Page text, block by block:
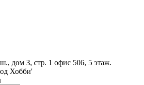
дом 3, стр. 1 офис 506, 5 этаж.
Хобби'